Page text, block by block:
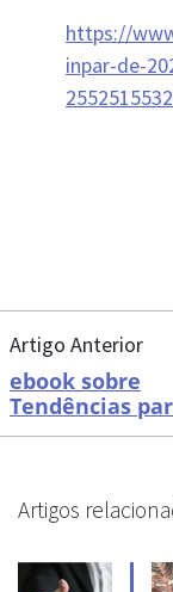
https://
inpar-de-
Artigo Anterior
ebook sobre
Tendências
Artigos